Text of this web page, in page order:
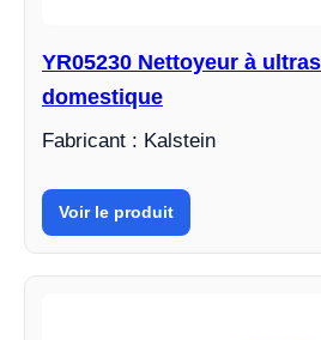
YR05230 Nettoyeur à
domestique
Fabricant : Kalstein
Voir le produit